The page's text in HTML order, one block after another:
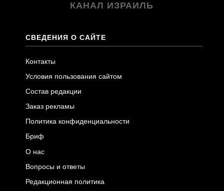
КАНАЛ ИЗРАИЛЬ
СВЕДЕНИЯ О САЙТЕ
Контакты
Условия пользования сайтом
Состав редакции
Заказ рекламы
Политика конфиденциальности
Бриф
О нас
Вопросы и ответы
Редакционная политика